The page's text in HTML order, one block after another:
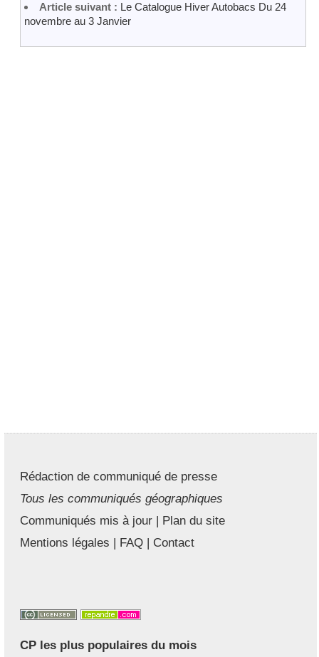
Article suivant : Le Catalogue Hiver Autobacs Du 24
novembre au 3 Janvier
Rédaction de communiqué de presse
Tous les communiqués géographiques
Communiqués mis à jour | Plan du site
Mentions légales | FAQ | Contact
CP les plus populaires du mois